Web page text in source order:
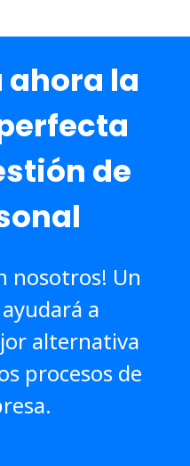
ahora la
de
nosotros! Un
a
alternativa
procesos de